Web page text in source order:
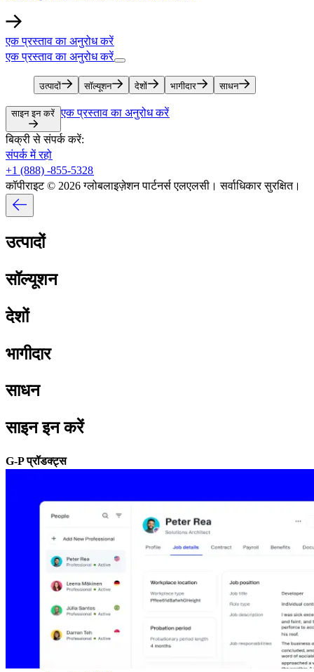
एक प्रस्ताव का अनुरोध करें​​
एक प्रस्ताव का अनुरोध करें​​
उत्पादों​​ सॉल्यूशन​​ देशों​​ भागीदार​​ साधन​​
साइन इन करें​​ एक प्रस्ताव का अनुरोध करें​​
बिक्री से संपर्क करें:​​
संपर्क में रहो​​
+1 (888) -855-5328​​
कॉपीराइट © 2026 ग्लोबलाइज़ेशन पार्टनर्स एलएलसी। सर्वाधिकार सुरक्षित।​​
उत्पादों​​
सॉल्यूशन​​
देशों​​
भागीदार​​
साधन​​
साइन इन करें​​
G-P प्रॉडक्ट्स​​